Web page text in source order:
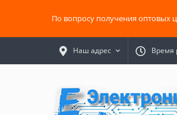
По вопросу получения оптовых
Наш адрес Время